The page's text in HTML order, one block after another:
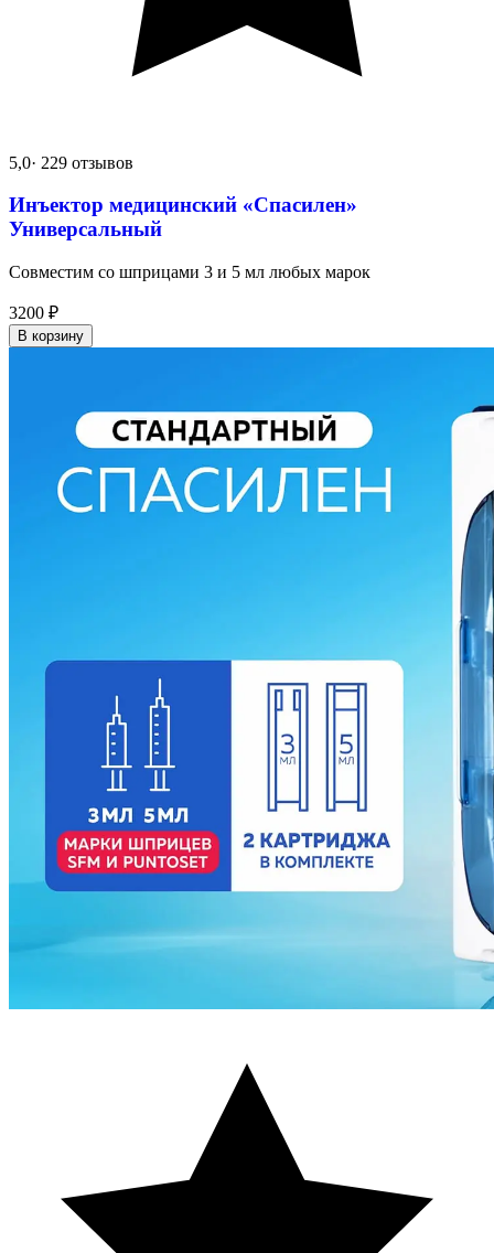
5,0· 229 отзывов
Инъектор медицинский «Спасилен»
Универсальный
Совместим со шприцами 3 и 5 мл любых марок
3200 ₽
В корзину